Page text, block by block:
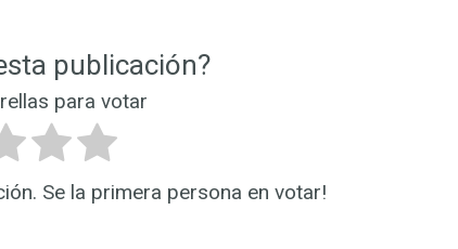
publicación?
para votar
Se la primera persona en votar!